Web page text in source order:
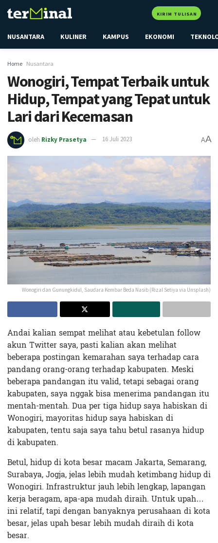
KIRIM TULISAN
NUSANTARA KULINER KAMPUS EKONOMI
Home Nusantara
Wonogiri, Tempat Terbaik untuk
Hidup, Tempat yang Tepat untuk
Lari dari Kecemasan
oleh Rizky Prasetya 16 Juli 2023 AA
Wonogiri dan Gunungkidul, Saudara Kembar Beda Nasib (Rizal Setiya via Unsplash)
Andai kalian sempat melihat atau kebetulan follow
akun Twitter saya, pasti kalian akan melihat
beberapa postingan kemarahan saya terhadap cara
pandang orang-orang terhadap kabupaten. Meski
beberapa pandangan itu valid, tetapi sebagai orang
kabupaten, saya nggak bisa menerima pandangan itu
mentah-mentah. Dua per tiga hidup saya habiskan di
Wonogiri, mayoritas hidup saya habiskan di
kabupaten, tentu saja saya tahu betul rasanya hidup
di kabupaten.
Betul, hidup di kota besar macam Jakarta, Semarang,
Surabaya, Jogja, jelas lebih mudah ketimbang hidup di
Wonogiri. Infrastruktur jauh lebih lengkap, lapangan
kerja beragam, apa-apa mudah diraih. Untuk upah…
ini relatif, tapi dengan banyaknya perusahaan di kota
besar, jelas upah besar lebih mudah diraih di kota
besar.